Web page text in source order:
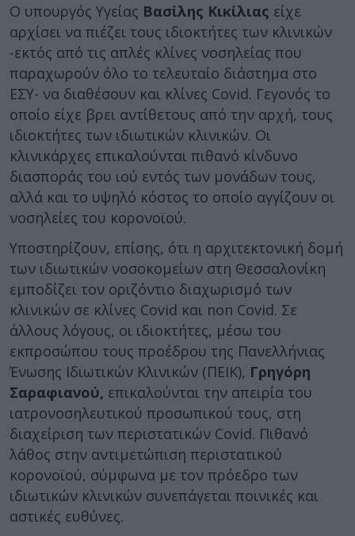
Ο υπουργός Υγείας Βασίλης Κικίλιας είχε
αρχίσει να πιέζει τους ιδιοκτήτες των κλινικών
-εκτός από τις απλές κλίνες νοσηλείας που
παραχωρούν όλο το τελευταίο διάστημα στο
ΕΣΥ- να διαθέσουν και κλίνες Covid. Γεγονός το
οποίο είχε βρει αντίθετους από την αρχή, τους
ιδιοκτήτες των ιδιωτικών κλινικών. Οι
κλινικάρχες επικαλούνται πιθανό κίνδυνο
διασποράς του ιού εντός των μονάδων τους,
αλλά και το υψηλό κόστος το οποίο αγγίζουν οι
νοσηλείες του κορονοϊού.
Υποστηρίζουν, επίσης, ότι η αρχιτεκτονική δομή
των ιδιωτικών νοσοκομείων στη Θεσσαλονίκη
εμποδίζει τον οριζόντιο διαχωρισμό των
κλινικών σε κλίνες Covid και non Covid. Σε
άλλους λόγους, οι ιδιοκτήτες, μέσω του
εκπροσώπου τους προέδρου της Πανελλήνιας
Ένωσης Ιδιωτικών Κλινικών (ΠΕΙΚ), Γρηγόρη
Σαραφιανού, επικαλούνται την απειρία του
ιατρονοσηλευτικού προσωπικού τους, στη
διαχείριση των περιστατικών Covid. Πιθανό
λάθος στην αντιμετώπιση περιστατικού
κορονοϊού, σύμφωνα με τον πρόεδρο των
ιδιωτικών κλινικών συνεπάγεται ποινικές και
αστικές ευθύνες.